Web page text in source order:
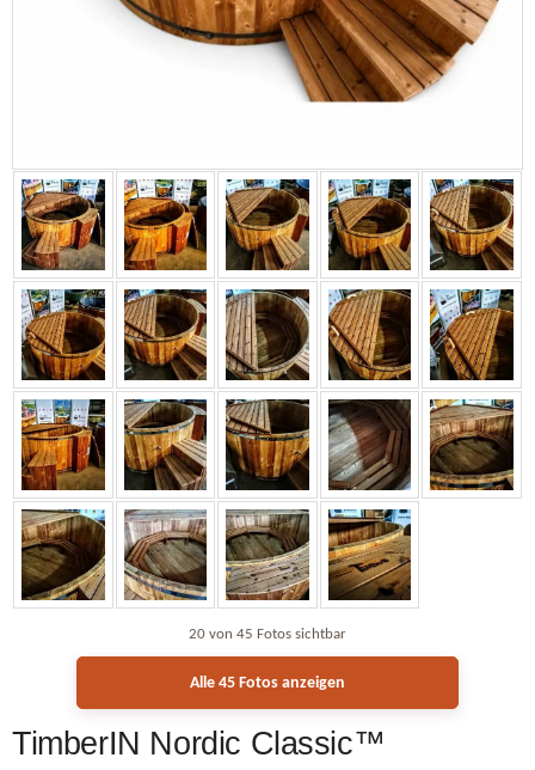
20 von 45 Fotos sichtbar
Alle 45 Fotos anzeigen
TimberIN Nordic Classic™